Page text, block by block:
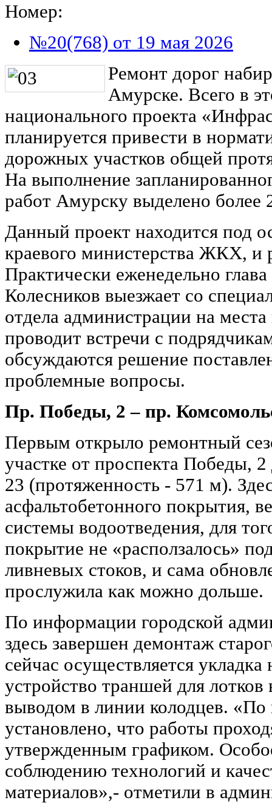
Номер:
№20(768) от 19 мая 2026
Ремонт дорог
Амурске. Всего в
национального проекта
планируется привести в
дорожных участков общей
На выполнение
работ Амурску выделено более
Данный проект находится под
краевого министерства ЖКХ, и
Практически еженедельно
Колесников выезжает со
отдела администрации на
проводит встречи с
обсуждаются решение
проблемные вопросы.
Пр. Победы, 2 – пр.
Первым открыло ремонтный
участке от проспекта Победы,
23 (протяженность - 571 м).
асфальтобетонного покрытия,
системы водоотведения, для
покрытие не «расползалось»
ливневых стоков, и сама
прослужила как можно дольше.
По информации городской
здесь завершен демонтаж
сейчас осуществляется укладка
устройство траншей для лотков
выводом в линии колодцев. «По
установлено, что работы
утвержденным графиком.
соблюдению технологий и
материалов»,- отметили в